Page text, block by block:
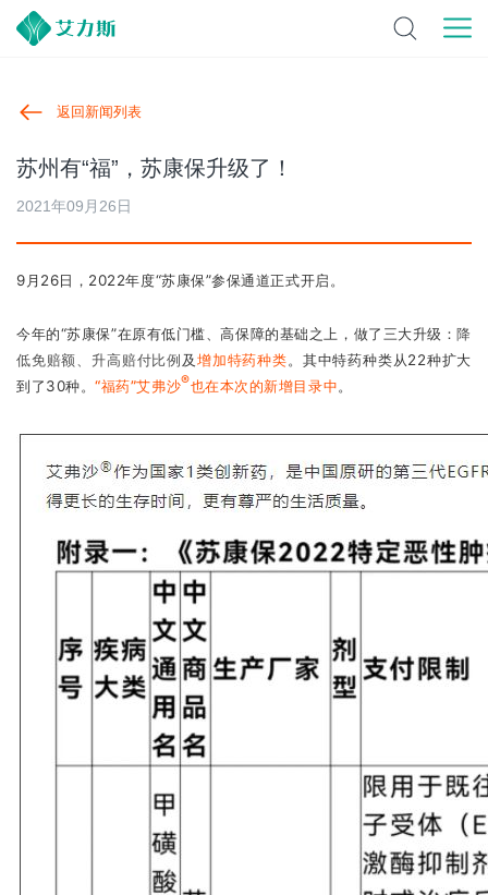
返回新闻列表
苏州有“福”，苏康保升级了！
2021年09月26日
9月26日，2022年度“苏康保”参保通道正式开启。
今年的“苏康保”在原有低门槛、高保障的基础之上，做了三大升级：降
低免赔额、升高赔付比例及增加特药种类。其中特药种类从22种扩大
到了30种。“福药”艾弗沙®也在本次的新增目录中。